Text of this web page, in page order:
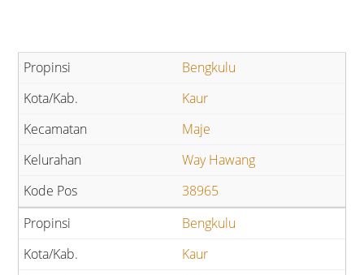
Bengkulu
Kaur
Maje
Way Hawang
38965
Bengkulu
Kaur